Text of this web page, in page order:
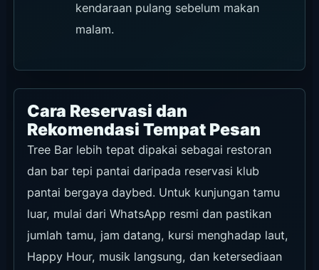
kendaraan pulang sebelum makan
malam.
Cara Reservasi dan
Rekomendasi Tempat Pesan
Tree Bar lebih tepat dipakai sebagai restoran
dan bar tepi pantai daripada reservasi klub
pantai bergaya daybed. Untuk kunjungan tamu
luar, mulai dari WhatsApp resmi dan pastikan
jumlah tamu, jam datang, kursi menghadap laut,
Happy Hour, musik langsung, dan ketersediaan